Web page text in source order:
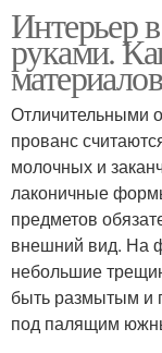
Интерьер
руками.
Отличительными
прованс
молочных и
лаконичные
предметов
внешний вид. На
небольшие
быть размытым и
под палящим